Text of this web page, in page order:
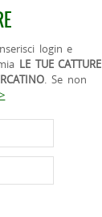
login e
LE TUE CATTURE
. Se non